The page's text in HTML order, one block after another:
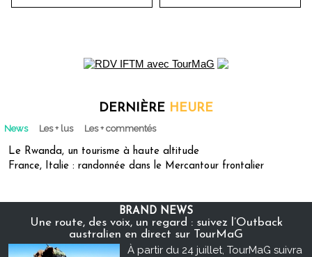
DERNIÈRE HEURE
News Les + lus Les + commentés
Le Rwanda, un tourisme à haute altitude
France, Italie : randonnée dans le Mercantour frontalier
BRAND NEWS
Une route, des voix, un regard : suivez l’Outback
australien en direct sur TourMaG
À partir du 24 juillet, TourMaG suivra